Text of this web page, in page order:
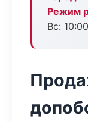
Режим
Вс: